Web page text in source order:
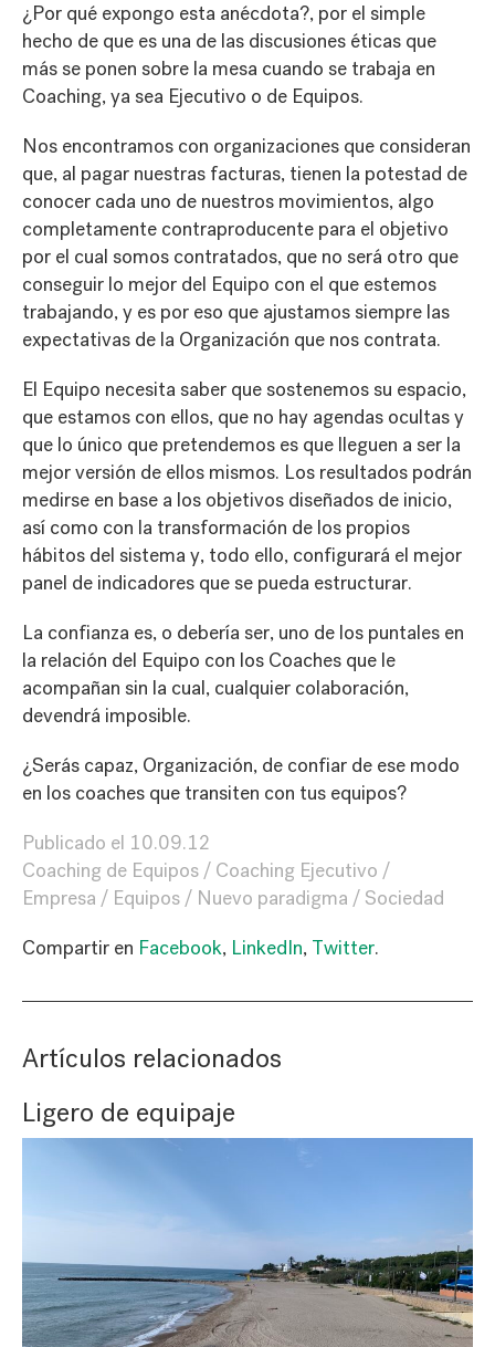
¿Por qué expongo esta anécdota?, por el simple
hecho de que es una de las discusiones éticas que
más se ponen sobre la mesa cuando se trabaja en
Coaching, ya sea Ejecutivo o de Equipos.
Nos encontramos con organizaciones que consideran
que, al pagar nuestras facturas, tienen la potestad de
conocer cada uno de nuestros movimientos, algo
completamente contraproducente para el objetivo
por el cual somos contratados, que no será otro que
conseguir lo mejor del Equipo con el que estemos
trabajando, y es por eso que ajustamos siempre las
expectativas de la Organización que nos contrata.
El Equipo necesita saber que sostenemos su espacio,
que estamos con ellos, que no hay agendas ocultas y
que lo único que pretendemos es que lleguen a ser la
mejor versión de ellos mismos. Los resultados podrán
medirse en base a los objetivos diseñados de inicio,
así como con la transformación de los propios
hábitos del sistema y, todo ello, configurará el mejor
panel de indicadores que se pueda estructurar.
La confianza es, o debería ser, uno de los puntales en
la relación del Equipo con los Coaches que le
acompañan sin la cual, cualquier colaboración,
devendrá imposible.
¿Serás capaz, Organización, de confiar de ese modo
en los coaches que transiten con tus equipos?
Publicado el 10.09.12
Coaching de Equipos
Coaching Ejecutivo
Empresa
Equipos Nuevo paradigma Sociedad
Compartir en Facebook, LinkedIn, Twitter.
Artículos relacionados
Ligero de equipaje